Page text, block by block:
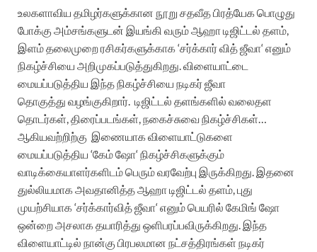
உலகளாவிய தமிழர்களுக்கான நூறு சதவீதபிரத்யேகபொழுது
போக்கு அம்சங்களுடன் இயங்கி வரும்ஆஹாடிஜிட்டல் தளம்
இளம்தலைமுறைரசிகர்களுக்காக‘சர்க்கார்வித்ஜீவா‘எனும்
நிகழ்ச்சியை அறிமுகப்படுத்துகிறது விளையாட்டை
மையப்படுத்திய இந்தநிகழ்ச்சியை நடிகர்ஜீவா
தொகுத்து வழங்குகிறார் டிஜிட்டல் தளங்களில் வலைதள
தொடர்கள் திரைப்படங்கள் நகைச்சுவை நிகழ்ச்சிகள்
ஆகியவற்றிற்கு இணையாகவிளையாட்டுகளை
மையப்படுத்திய ‘கேம்ஷோ‘நிகழ்ச்சிகளுக்கும்
வாடிக்கையாளர்களிடம்பெரும்வரவேற்பு இருக்கிறது இதனை
துல்லியமாகஅவதானித்தஆஹாடிஜிட்டல் தளம் புது
முயற்சியாக‘சர்க்கார்வித்ஜீவா‘எனும்பெயரில் கேமிங் ஷோ
ஒன்றைஅசலாகதயாரித்து ஒளிபரப்பவிருக்கிறது இந்த
விளையாட்டில் நான்கு பிரபலமான நட்சத்திரங்கள் நடிகர்